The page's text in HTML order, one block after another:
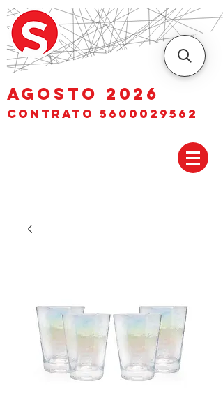
AGOSTO 2026
Contrato 5600029562